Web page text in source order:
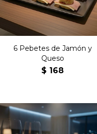
6 Pebetes de Jamón y
Queso
$ 168